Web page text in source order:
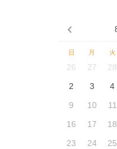
日 月 火
26 27 28
2
3 4
9
10 11
16
17 18
23
24 25